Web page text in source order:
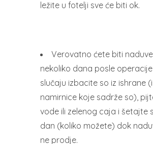
ležite u fotelji sve će biti ok.
Verovatno ćete biti
nekoliko dana posle
slučaju izbacite so iz ishrane
namirnice koje sadrže so),
vode ili zelenog caja i šetajte
dan (koliko možete) dok
ne prodje.